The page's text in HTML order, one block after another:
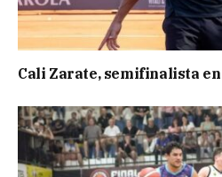
Cali Zarate, semifinalista